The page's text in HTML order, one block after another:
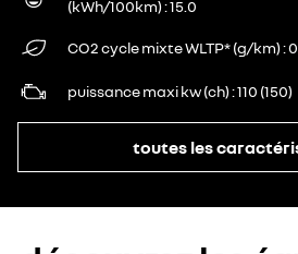
(kWh/100km) 15.0
CO2 cycle mixte WLTP* (g/km) 0
puissance maxi kw (ch) 110 (150)
toutes les